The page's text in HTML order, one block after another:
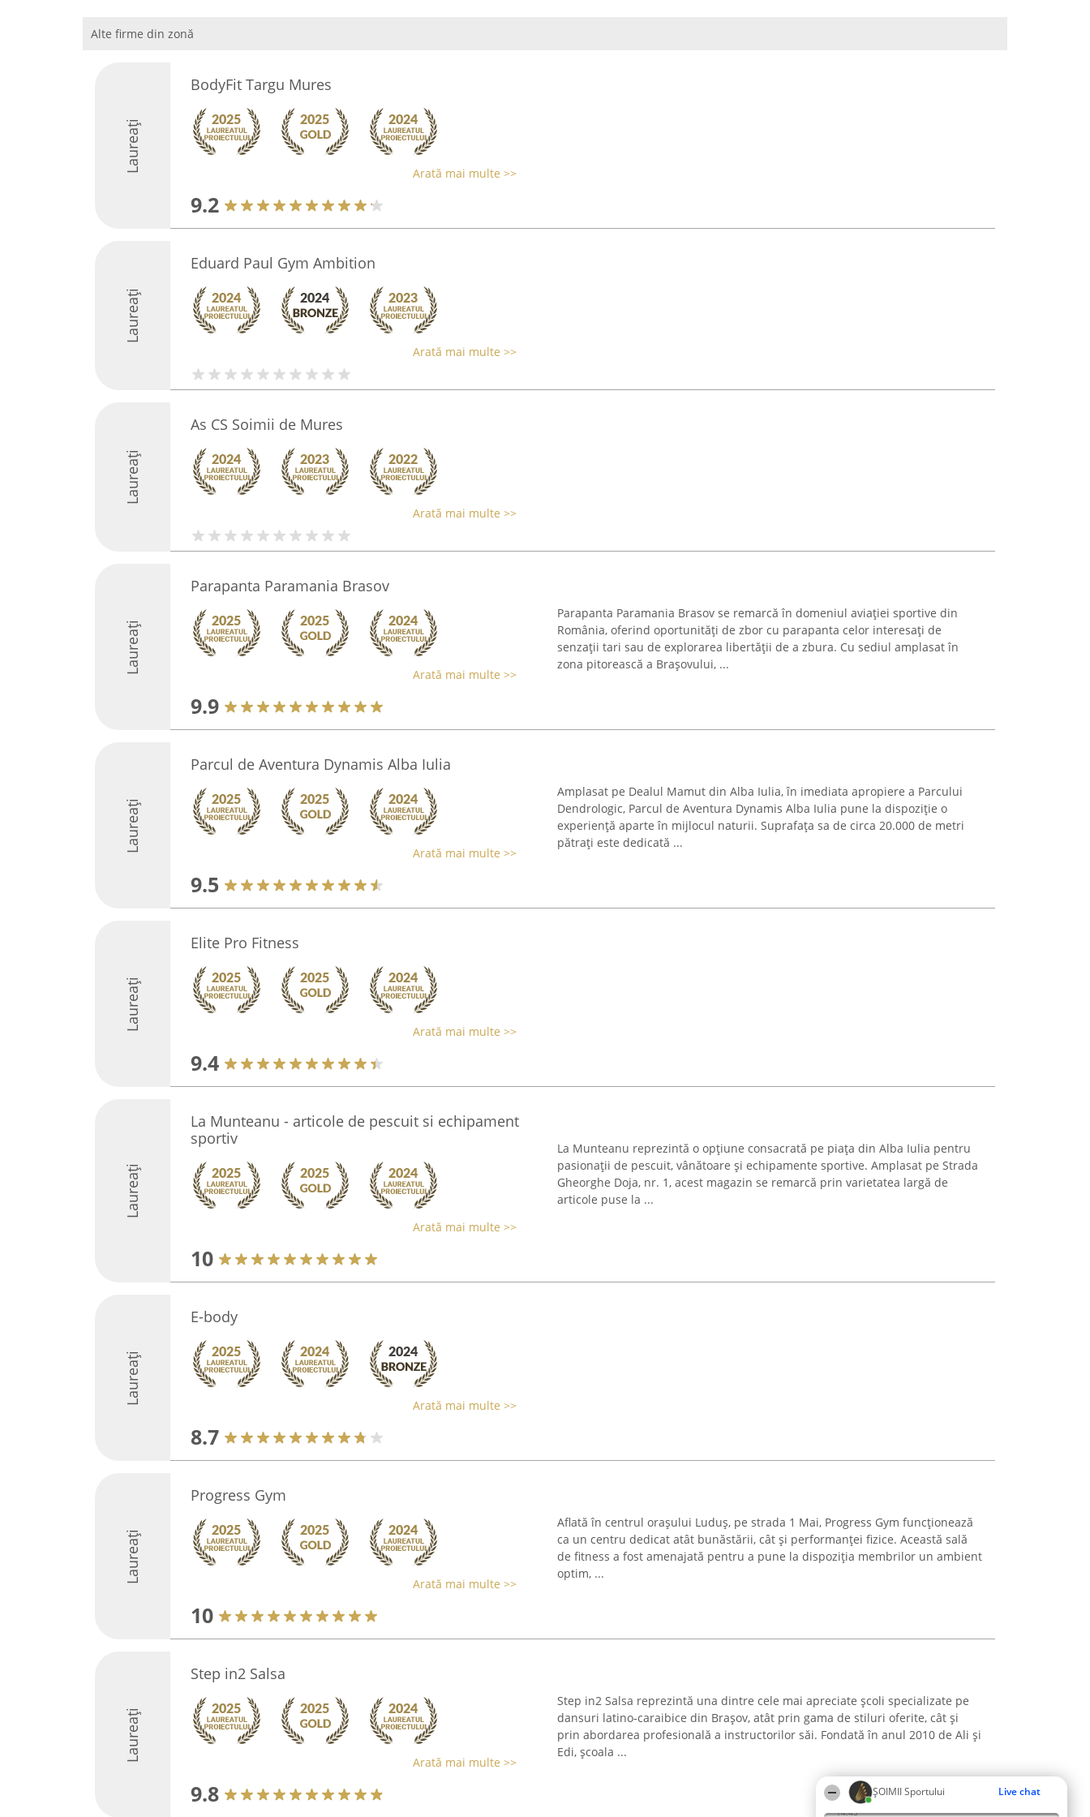
ȘOIMII Sportului Live chat
14:45
Alte firme din zonă
Laureați
BodyFit Targu Mures
Arată mai multe >>
9.2
Laureați
Eduard Paul Gym Ambition
Arată mai multe >>
Laureați
As CS Soimii de Mures
Arată mai multe >>
Laureați
Parapanta Paramania Brasov
Arată mai multe >>
9.9
Parapanta Paramania Brasov se remarcă în domeniul aviației sportive din
România, oferind oportunități de zbor cu parapanta celor interesați de
senzații tari sau de explorarea libertății de a zbura. Cu sediul amplasat în
zona pitorească a Brașovului, ...
Laureați
Parcul de Aventura Dynamis Alba Iulia
Arată mai multe >>
9.5
Amplasat pe Dealul Mamut din Alba Iulia, în imediata apropiere a Parcului
Dendrologic, Parcul de Aventura Dynamis Alba Iulia pune la dispoziție o
experiență aparte în mijlocul naturii. Suprafața sa de circa 20.000 de metri
pătrați este dedicată ...
Laureați
Elite Pro Fitness
Arată mai multe >>
9.4
Laureați
La Munteanu - articole de pescuit si echipament
sportiv
Arată mai multe >>
10
La Munteanu reprezintă o opțiune consacrată pe piața din Alba Iulia pentru
pasionații de pescuit, vânătoare și echipamente sportive. Amplasat pe Strada
Gheorghe Doja, nr. 1, acest magazin se remarcă prin varietatea largă de
articole puse la ...
Laureați
E-body
Arată mai multe >>
8.7
Laureați
Progress Gym
Arată mai multe >>
10
Aflată în centrul orașului Luduș, pe strada 1 Mai, Progress Gym funcționează
ca un centru dedicat atât bunăstării, cât și performanței fizice. Această sală
de fitness a fost amenajată pentru a pune la dispoziția membrilor un ambient
optim, ...
Laureați
Step in2 Salsa
Arată mai multe >>
9.8
Step in2 Salsa reprezintă una dintre cele mai apreciate școli specializate pe
dansuri latino-caraibice din Brașov, atât prin gama de stiluri oferite, cât și
prin abordarea profesională a instructorilor săi. Fondată în anul 2010 de Ali și
Edi, școala ...